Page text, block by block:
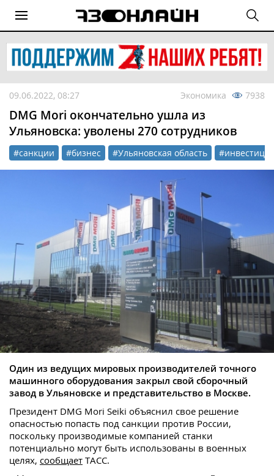
09.06.2022, 08:27 Экономика 7938
DMG Mori окончательно ушла из
Ульяновска: уволены 270 сотрудников
#санкции #бизнес #Ульяновская область
Один из ведущих мировых производителей точного
машинного оборудования закрыл свой сборочный
завод в Ульяновске и представительство в Москве.
Президент DMG Mori Seiki объяснил свое решение
опасностью попасть под санкции против России,
поскольку производимые компанией станки
потенциально могут быть использованы в военных
целях, сообщает ТАСС.